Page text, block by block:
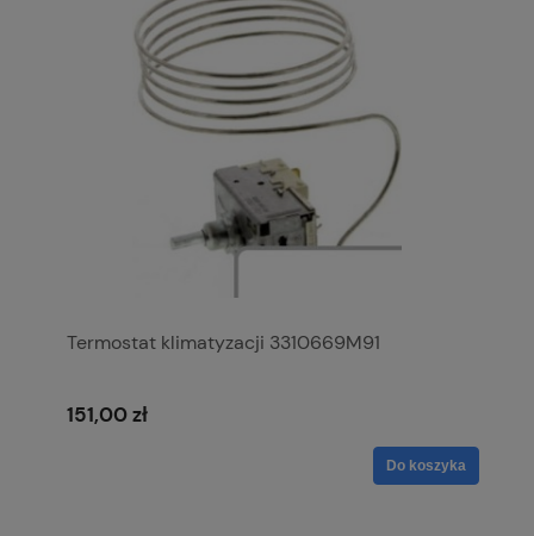
Termostat klimatyzacji 3310669M91
151,00 zł
Do koszyka